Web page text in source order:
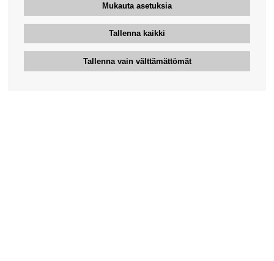
Mukauta asetuksia
Tallenna kaikki
Tallenna vain välttämättömät